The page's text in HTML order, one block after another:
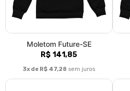
Moletom Future-SE
R$ 141,85
3x de R$ 47,28 sem juros